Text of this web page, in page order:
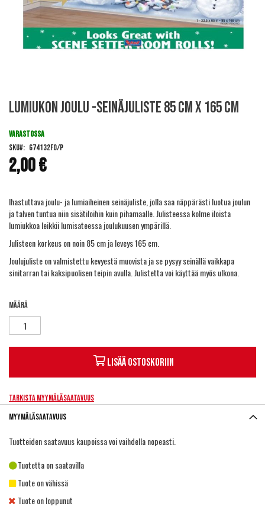
beginning
the
images
gallery
Lumiukon joulu -seinäjuliste 85 cm x 165 cm
2,00 €
VARASTOSSA
SKU
674132FO/P
Ihastuttava joulu- ja lumiaiheinen seinäjuliste, jolla saa näppärästi luotua joulun
ja talven tuntua niin sisätiloihin kuin pihamaalle. Julisteessa kolme iloista
lumiukkoa leikkii lumisateessa joulukuusen ympärillä.
Julisteen korkeus on noin 85 cm ja leveys 165 cm.
Joulujuliste on valmistettu kevyestä muovista ja se pysyy seinällä vaikkapa
sinitarran tai kaksipuolisen teipin avulla. Julistetta voi käyttää myös ulkona.
Määrä
Lisää ostoskoriin
Tarkista myymäläsaatavuus
Myymäläsaatavuus
Tuotteiden saatavuus kaupoissa voi vaihdella nopeasti.
Tuotetta on saatavilla
Tuote on vähissä
Tuote on loppunut